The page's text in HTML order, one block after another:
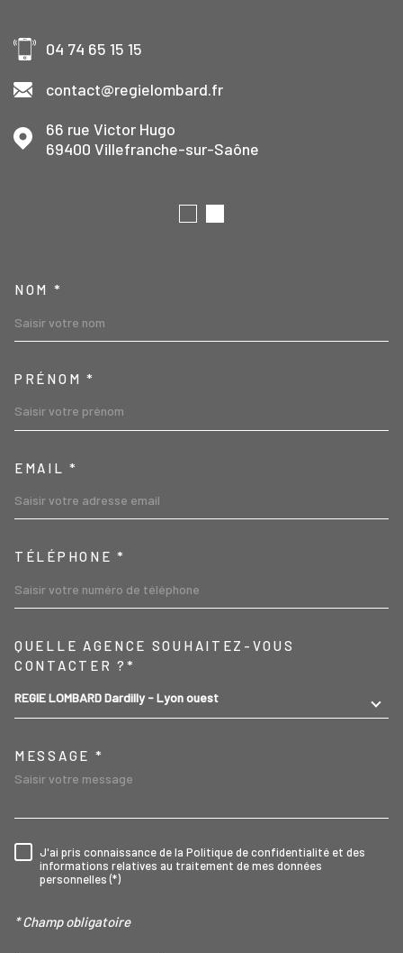
04 74 65 15 15
contact@regielombard.fr
66 rue Victor Hugo
69400
Villefranche-sur-Saône
NOM *
PRÉNOM *
EMAIL *
TÉLÉPHONE *
QUELLE AGENCE SOUHAITEZ-VOUS
CONTACTER ?*
REGIE LOMBARD Dardilly - Lyon ouest
MESSAGE *
RÈGLEMENTATION
J'ai pris connaissance de la Politique de confidentialité et des
informations relatives au traitement de mes données
personnelles (*)
* Champ obligatoire